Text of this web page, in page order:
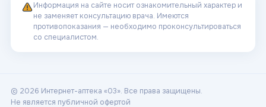
Информация на сайте носит ознакомительный характер и
не заменяет консультацию врача. Имеются
противопоказания — необходимо проконсультироваться
со специалистом.
© 2026 Интернет-аптека «03». Все права защищены.
Не является публичной офертой